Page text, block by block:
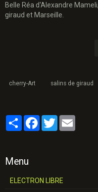
Belle Réa d'Alexandre
giraud et Marseille.
cherry-Art salins de giraud
PartagerFacebook
Twitter
Menu
ELECTRON LIBRE